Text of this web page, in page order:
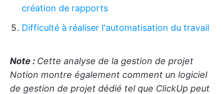
création de rapports
Difficulté à réaliser l'automatisation du travail
Note : Cette analyse de la gestion de projet
Notion montre également comment un logiciel
de gestion de projet dédié tel que ClickUp peut